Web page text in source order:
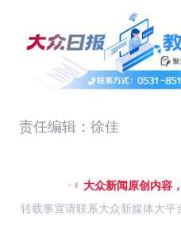
责任编辑：徐佳
大众新闻原创内容
转载事宜请联系大众新媒体大